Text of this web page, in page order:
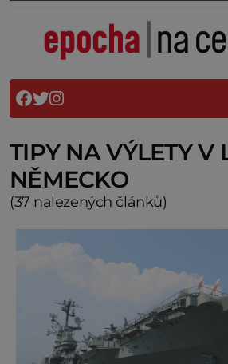
TIPY NA VÝLETY V
NĚMECKO
(37 nalezených článků)